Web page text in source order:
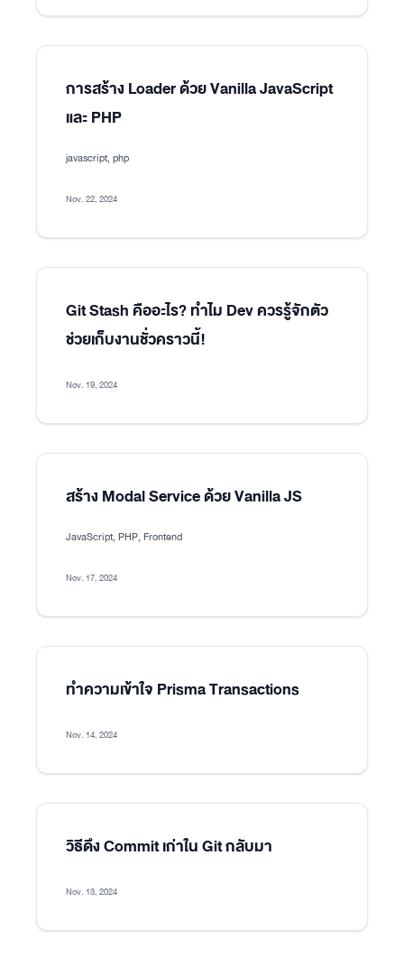
การสร้าง Loader ด้วย Vanilla JavaScript
และ PHP
javascript, php
Nov. 22, 2024
Git Stash คืออะไร? ทำไม Dev ควรรู้จักตัว
ช่วยเก็บงานชั่วคราวนี้!
Nov. 19, 2024
สร้าง Modal Service ด้วย Vanilla JS
JavaScript, PHP, Frontend
Nov. 17, 2024
ทำความเข้าใจ Prisma Transactions
Nov. 14, 2024
วิธีดึง Commit เก่าใน Git กลับมา
Nov. 13, 2024